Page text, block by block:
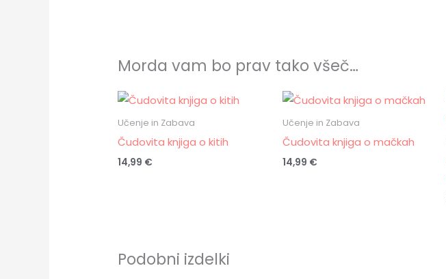
Morda vam bo prav tako všeč…
Učenje in Zabava
Čudovita knjiga o kitih
14,99 €
Učenje in Zabava
Čudovita knjiga o mačkah
14,99 €
Podobni izdelki